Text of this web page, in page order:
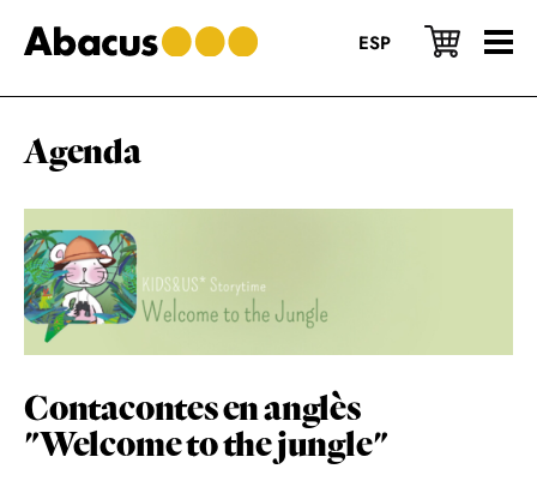
to
main
to
primary
to
footer
ESP
Agenda
Contacontes en anglès
"Welcome to the jungle"